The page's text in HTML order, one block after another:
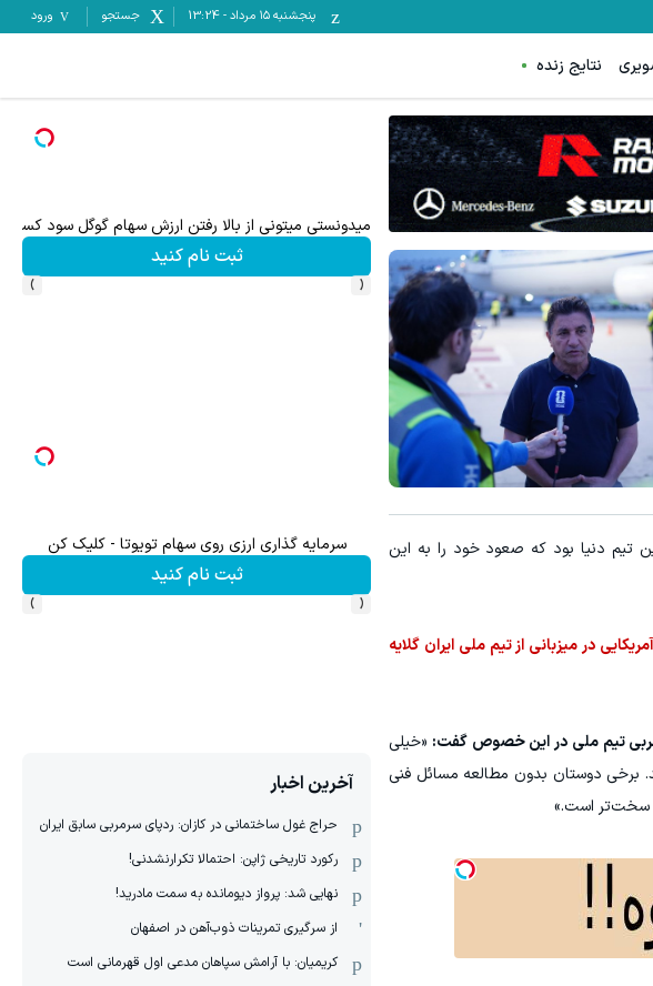
پنجشنبه ۱۵ مرداد -
13:24 جستجو ورود
نتایج زنده
تیم دنیا بود که صعود خود را به این
در میزبانی از تیم ملی ایران گلایه
تیم ملی در این خصوص گفت: «خیلی
ایران و ژاپن بودند. برخی دوستان بدون مطالعه مسائل فنی
میدونستی میتونی از بالا رفتن ارزش سهام گوگل سود کسب
ثبت نام کنید
‹
›
سرمایه گذاری ارزی روی سهام تویوتا - کلیک کن
ثبت نام کنید
‹
›
آخرین اخبار
حراج غول ساختمانی در کازان: ردپای سرمربی سابق ایران
رکورد تاریخی ژاپن: احتمالا تکرارنشدنی!
نهایی شد: پرواز دیومانده به سمت مادرید!
از سرگیری تمرینات ذوب‌آهن در اصفهان
کریمیان: با آرامش سپاهان مدعی اول قهرمانی است